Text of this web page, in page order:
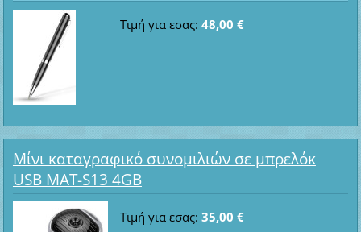
Τιμή για εσας: 48,00 €
Μίνι καταγραφικό συνομιλιών σε μπρελόκ
USB MAT-S13 4GB
Τιμή για εσας: 35,00 €